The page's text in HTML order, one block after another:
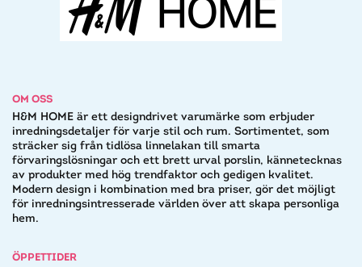
OM OSS
H&M HOME är ett designdrivet varumärke som erbjuder
inredningsdetaljer för varje stil och rum. Sortimentet, som
sträcker sig från tidlösa linnelakan till smarta
förvaringslösningar och ett brett urval porslin, kännetecknas
av produkter med hög trendfaktor och gedigen kvalitet.
Modern design i kombination med bra priser, gör det möjligt
för inredningsintresserade världen över att skapa personliga
hem.
ÖPPETTIDER